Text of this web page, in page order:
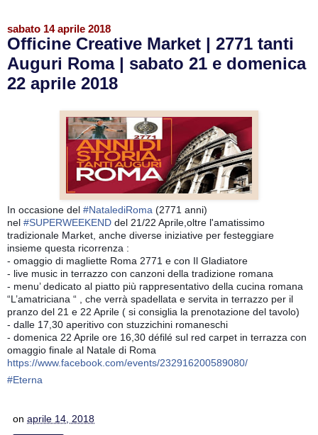
sabato 14 aprile 2018
Officine Creative Market | 2771 tanti
Auguri Roma | sabato 21 e domenica
22 aprile 2018
In occasione del #NatalediRoma (2771 anni)
nel #SUPERWEEKEND del 21/22 Aprile,oltre l'amatissimo
tradizionale Market, anche diverse iniziative per festeggiare
insieme questa ricorrenza :
- omaggio di magliette Roma 2771 e con Il Gladiatore
- live music in terrazzo con canzoni della tradizione romana
- menu’ dedicato al piatto più rappresentativo della cucina romana
“L’amatriciana “ , che verrà spadellata e servita in terrazzo per il
pranzo del 21 e 22 Aprile ( si consiglia la prenotazione del tavolo)
- dalle 17,30 aperitivo con stuzzichini romaneschi
- domenica 22 Aprile ore 16,30 défilé sul red carpet in terrazza con
omaggio finale al Natale di Roma
https://www.facebook.com/events/232916200589080/
#Eterna
on aprile 14, 2018